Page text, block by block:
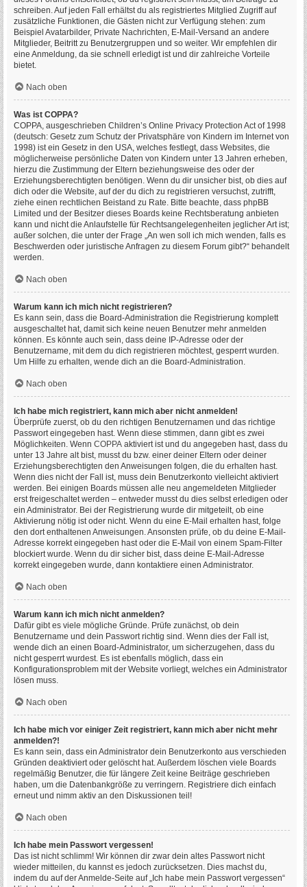
schreiben. Auf jeden Fall erhältst du als registriertes Mitglied Zugriff auf
zusätzliche Funktionen, die Gästen nicht zur Verfügung stehen: zum
Beispiel Avatarbilder, Private Nachrichten, E-Mail-Versand an andere
Mitglieder, Beitritt zu Benutzergruppen und so weiter. Wir empfehlen dir
eine Anmeldung, da sie schnell erledigt ist und dir zahlreiche Vorteile
bietet.
Nach oben
Was ist COPPA?
COPPA, ausgeschrieben Children’s Online Privacy Protection Act of 1998
(deutsch: Gesetz zum Schutz der Privatsphäre von Kindern im Internet von
1998) ist ein Gesetz in den USA, welches festlegt, dass Websites, die
möglicherweise persönliche Daten von Kindern unter 13 Jahren erheben,
hierzu die Zustimmung der Eltern beziehungsweise des oder der
Erziehungsberechtigten benötigen. Wenn du dir unsicher bist, ob dies auf
dich oder die Website, auf der du dich zu registrieren versuchst, zutrifft,
ziehe einen rechtlichen Beistand zu Rate. Bitte beachte, dass phpBB
Limited und der Besitzer dieses Boards keine Rechtsberatung anbieten
kann und nicht die Anlaufstelle für Rechtsangelegenheiten jeglicher Art ist;
außer solchen, die unter der Frage „An wen soll ich mich wenden, falls es
Beschwerden oder juristische Anfragen zu diesem Forum gibt?“ behandelt
werden.
Nach oben
Warum kann ich mich nicht registrieren?
Es kann sein, dass die Board-Administration die Registrierung komplett
ausgeschaltet hat, damit sich keine neuen Benutzer mehr anmelden
können. Es könnte auch sein, dass deine IP-Adresse oder der
Benutzername, mit dem du dich registrieren möchtest, gesperrt wurden.
Um Hilfe zu erhalten, wende dich an die Board-Administration.
Nach oben
Ich habe mich registriert, kann mich aber nicht anmelden!
Überprüfe zuerst, ob du den richtigen Benutzernamen und das richtige
Passwort eingegeben hast. Wenn diese stimmen, dann gibt es zwei
Möglichkeiten. Wenn COPPA aktiviert ist und du angegeben hast, dass du
unter 13 Jahre alt bist, musst du bzw. einer deiner Eltern oder deiner
Erziehungsberechtigten den Anweisungen folgen, die du erhalten hast.
Wenn dies nicht der Fall ist, muss dein Benutzerkonto vielleicht aktiviert
werden. Bei einigen Boards müssen alle neu angemeldeten Mitglieder
erst freigeschaltet werden – entweder musst du dies selbst erledigen oder
ein Administrator. Bei der Registrierung wurde dir mitgeteilt, ob eine
Aktivierung nötig ist oder nicht. Wenn du eine E-Mail erhalten hast, folge
den dort enthaltenen Anweisungen. Ansonsten prüfe, ob du deine E-Mail-
Adresse korrekt eingegeben hast oder die E-Mail von einem Spam-Filter
blockiert wurde. Wenn du dir sicher bist, dass deine E-Mail-Adresse
korrekt eingegeben wurde, dann kontaktiere einen Administrator.
Nach oben
Warum kann ich mich nicht anmelden?
Dafür gibt es viele mögliche Gründe. Prüfe zunächst, ob dein
Benutzername und dein Passwort richtig sind. Wenn dies der Fall ist,
wende dich an einen Board-Administrator, um sicherzugehen, dass du
nicht gesperrt wurdest. Es ist ebenfalls möglich, dass ein
Konfigurationsproblem mit der Website vorliegt, welches ein Administrator
lösen muss.
Nach oben
Ich habe mich vor einiger Zeit registriert, kann mich aber nicht mehr
anmelden?!
Es kann sein, dass ein Administrator dein Benutzerkonto aus verschieden
Gründen deaktiviert oder gelöscht hat. Außerdem löschen viele Boards
regelmäßig Benutzer, die für längere Zeit keine Beiträge geschrieben
haben, um die Datenbankgröße zu verringern. Registriere dich einfach
erneut und nimm aktiv an den Diskussionen teil!
Nach oben
Ich habe mein Passwort vergessen!
Das ist nicht schlimm! Wir können dir zwar dein altes Passwort nicht
wieder mitteilen, du kannst es jedoch zurücksetzen. Dies machst du,
indem du auf der Anmelde-Seite auf „Ich habe mein Passwort vergessen“